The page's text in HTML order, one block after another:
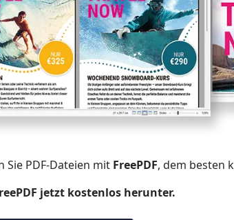
PDF-Dateien mit FreePDF, dem besten
jetzt kostenlos herunter.